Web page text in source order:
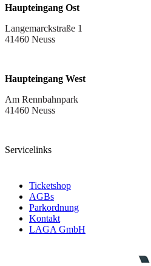
Haupteingang Ost
Langemarckstraße 1
41460 Neuss
Haupteingang West
Am Rennbahnpark
41460 Neuss
Servicelinks
Ticketshop
AGBs
Parkordnung
Kontakt
LAGA GmbH